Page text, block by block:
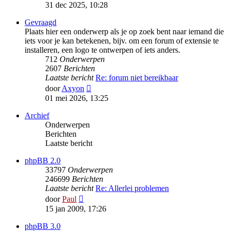
31 dec 2025, 10:28
Gevraagd
Plaats hier een onderwerp als je op zoek bent naar iemand die
iets voor je kan betekenen, bijv. om een forum of extensie te
installeren, een logo te ontwerpen of iets anders.
712 Onderwerpen
2607 Berichten
Laatste bericht Re: forum niet bereikbaar
doorAxyon
laatste
01 mei 2026, 13:25
Archief
Onderwerpen
Berichten
Laatste bericht
phpBB 2.0
33797 Onderwerpen
246699 Berichten
Laatste bericht Re: Allerlei problemen
doorPaul
laatste
bericht
15 jan 2009, 17:26
phpBB 3.0